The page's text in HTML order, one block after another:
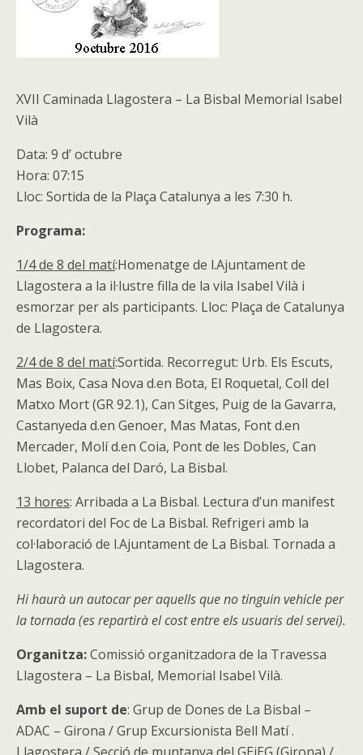
XVII Caminada Llagostera – La Bisbal Memorial Isabel
Vilà
Data: 9 d’ octubre
Hora: 07:15
Lloc: Sortida de la Plaça Catalunya a les 7:30 h.
Programa:
1/4 de 8 del matí:Homenatge de l.Ajuntament de
Llagostera a la il·lustre filla de la vila Isabel Vilà i
esmorzar per als participants. Lloc: Plaça de Catalunya
de Llagostera.
2/4 de 8 del matí:Sortida. Recorregut: Urb. Els Escuts,
Mas Boix, Casa Nova d.en Bota, El Roquetal, Coll del
Matxo Mort (GR 92.1), Can Sitges, Puig de la Gavarra,
Castanyeda d.en Genoer, Mas Matas, Font d.en
Mercader, Molí d.en Coia, Pont de les Dobles, Can
Llobet, Palanca del Daró, La Bisbal.
13 hores: Arribada a La Bisbal. Lectura d’un manifest
recordatori del Foc de La Bisbal. Refrigeri amb la
col·laboració de l.Ajuntament de La Bisbal. Tornada a
Llagostera.
Hi haurà un autocar per aquells que no tinguin vehicle per
la tornada (es repartirà el cost entre els usuaris del servei).
Organitza:Comissió organitzadora de la Travessa
Llagostera – La Bisbal, Memorial Isabel Vilà.
Amb el suport de: Grup de Dones de La Bisbal –
ADAC – Girona / Grup Excursionista Bell Matí .